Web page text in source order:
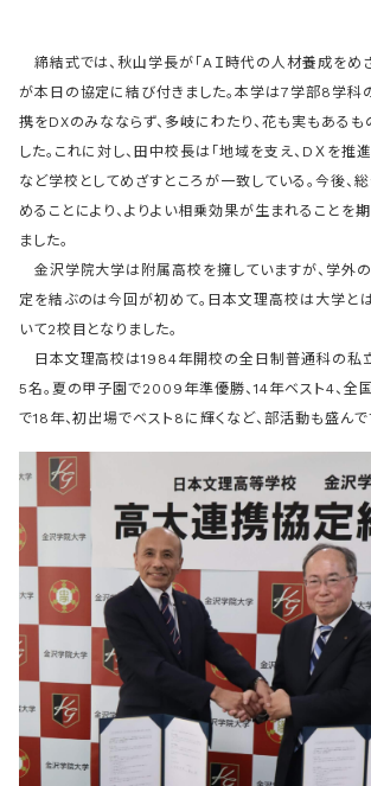
締結式では、秋山学長が「AＩ時代の人材養成をめ
が本日の協定に結び付きました。本学は7学部8学科
携をDXのみなならず、多岐にわたり、花も実もあるも
した。これに対し、田中校長は「地域を支え、DＸを推
など学校としてめざすところが一致している。今後、
めることにより、よりよい相乗効果が生まれることを
ました。
金沢学院大学は附属高校を擁していますが、学外
定を結ぶのは今回が初めて。日本文理高校は大学と
いて2校目となりました。
日本文理高校は1984年開校の全日制普通科の私
5名。夏の甲子園で2009年準優勝、14年ベスト4、全
で18年、初出場でベスト8に輝くなど、部活動も盛んで